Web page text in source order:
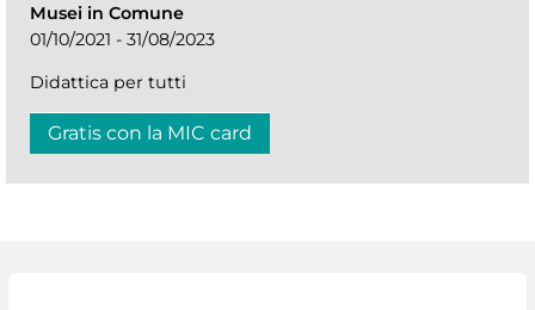
Musei in Comune
01/10/2021 - 31/08/2023
Didattica per tutti
Gratis con la MIC card